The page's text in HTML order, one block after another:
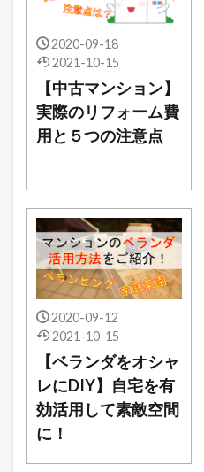
2020-09-18
2021-10-15
【中古マンション】
実際のリフォーム費
用と５つの注意点
2020-09-12
2021-10-15
【ベランダをオシャ
レにDIY】自宅を有
効活用して素敵空間
に！